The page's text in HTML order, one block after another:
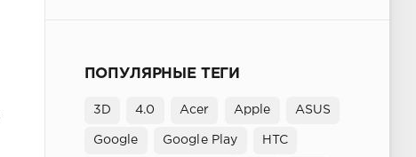
ПОПУЛЯРНЫЕ ТЕГИ
3D 4.0 Acer Apple ASUS
Google Google Play HTC